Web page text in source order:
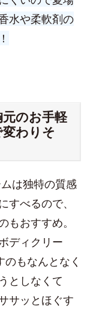
水や柔軟剤の
のお手軽
わりそ
は独特の質感
すべるので、
おすすめ。
ディクリー
のもなんとなく
としなくて
サッとほぐす